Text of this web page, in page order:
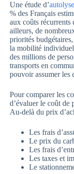
Une étude d’
% des Français
aux coûts récurrents
ailleurs, de
priorités
la mobilité
des millions de
transports en
pouvoir assumer les
Pour comparer les
d’évaluer le coût de
Au-delà du prix
Les frais
Le prix du
Les frais
Les taxes et
Le